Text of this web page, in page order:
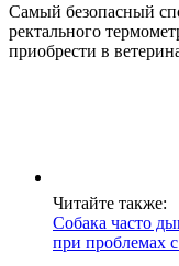
Самый безопасный
ректального
приобрести в
Читайте также:
Собака часто
при проблемах